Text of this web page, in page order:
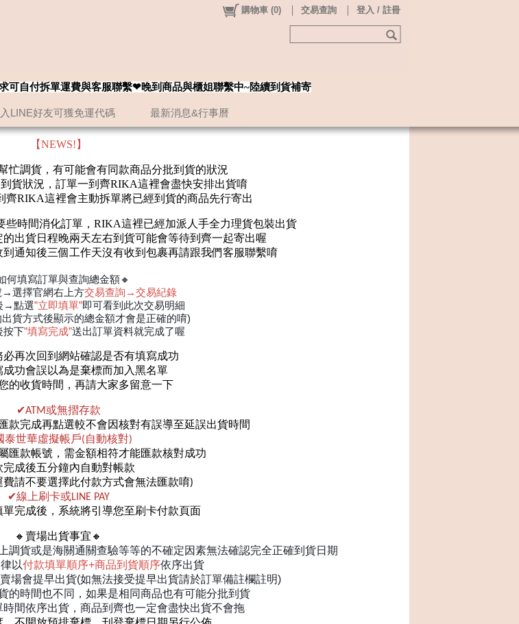
入LINE好友可獲免運代碼 最新消息&行事曆
購物車 (0) 交易查詢 登入 / 註冊
可自付拆單運費與客服聯繫❤晚到商品與櫃姐聯繫中~陸續到貨補寄